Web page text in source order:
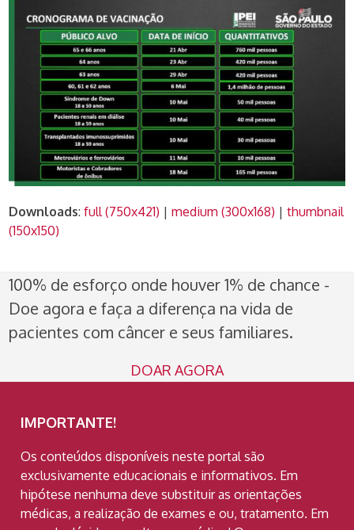
Downloads:full (750x421) |medium (300x168) |thumbnail
(150x150)
100% de esforço onde houver 1% de chance -
Doe agora e faça a diferença na vida de
pacientes com câncer e seus familiares.
DOAR AGORA
IMPORTANTE!
Os conteúdos disponíveis neste portal são
exclusivamente educacionais e informativos. Em
hipótese nenhuma deve substituir as orientações
médicas, a realização de exames e ou, tratamento. Em